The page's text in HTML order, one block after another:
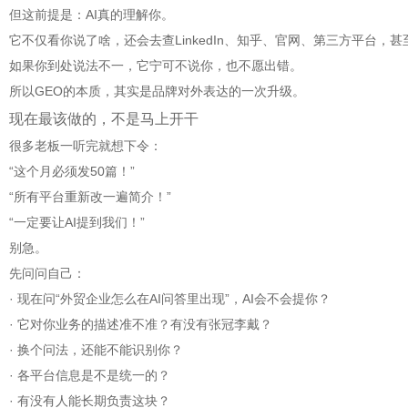
但这前提是：AI真的理解你。
它不仅看你说了啥，还会去查LinkedIn、知乎、官网、第三方平台，甚
如果你到处说法不一，它宁可不说你，也不愿出错。
所以GEO的本质，其实是品牌对外表达的一次升级。
现在最该做的，不是马上开干
很多老板一听完就想下令：
“这个月必须发50篇！”
“所有平台重新改一遍简介！”
“一定要让AI提到我们！”
别急。
先问问自己：
· 现在问“外贸企业怎么在AI问答里出现”，AI会不会提你？
· 它对你业务的描述准不准？有没有张冠李戴？
· 换个问法，还能不能识别你？
· 各平台信息是不是统一的？
· 有没有人能长期负责这块？